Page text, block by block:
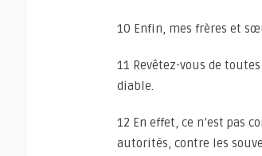
10 Enfin, mes frères et
11 Revêtez-vous de
diable.
12 En effet, ce n’est pas
autorités, contre les